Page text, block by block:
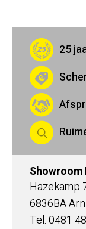
25
Showroom
Hazekamp
6836BA
Tel: 0481